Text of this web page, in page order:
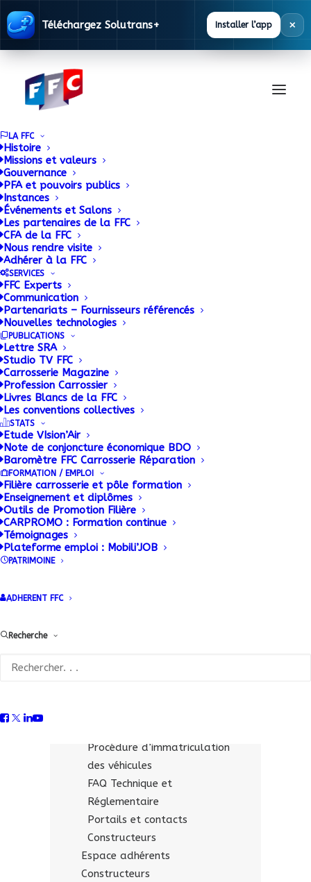
Téléchargez Solutrans+ Installer l’app ×
LA FFC
Histoire
Missions et valeurs
Gouvernance
PFA et pouvoirs publics
Instances
Événements et Salons
Les partenaires de la FFC
CFA de la FFC
Nous rendre visite
Adhérer à la FFC
SERVICES
FFC Experts
Communication
Partenariats – Fournisseurs référencés
Nouvelles technologies
PUBLICATIONS
Lettre SRA
Studio TV FFC
Carrosserie Magazine
Profession Carrossier
Livres Blancs de la FFC
Les conventions collectives
STATS
Etude VIsion’Air
Note de conjoncture économique BDO
Baromètre FFC Carrosserie Réparation
FORMATION / EMPLOI
Filière carrosserie et pôle formation
Enseignement et diplômes
Outils de Promotion Filière
CARPROMO : Formation continue
Témoignages
Plateforme emploi : Mobili’JOB
PATRIMOINE
ADHERENT FFC
Recherche
La FFC CONSTRUCTEURS met à
disposition des ses adhérents une base
documentaire alimentée en permanence.
Accueil FFC Constructeurs
Dernières publications FFC
Constructeurs
Procédure d’immatriculation
des véhicules
FAQ Technique et
Réglementaire
Portails et contacts
Constructeurs
Espace adhérents
Constructeurs